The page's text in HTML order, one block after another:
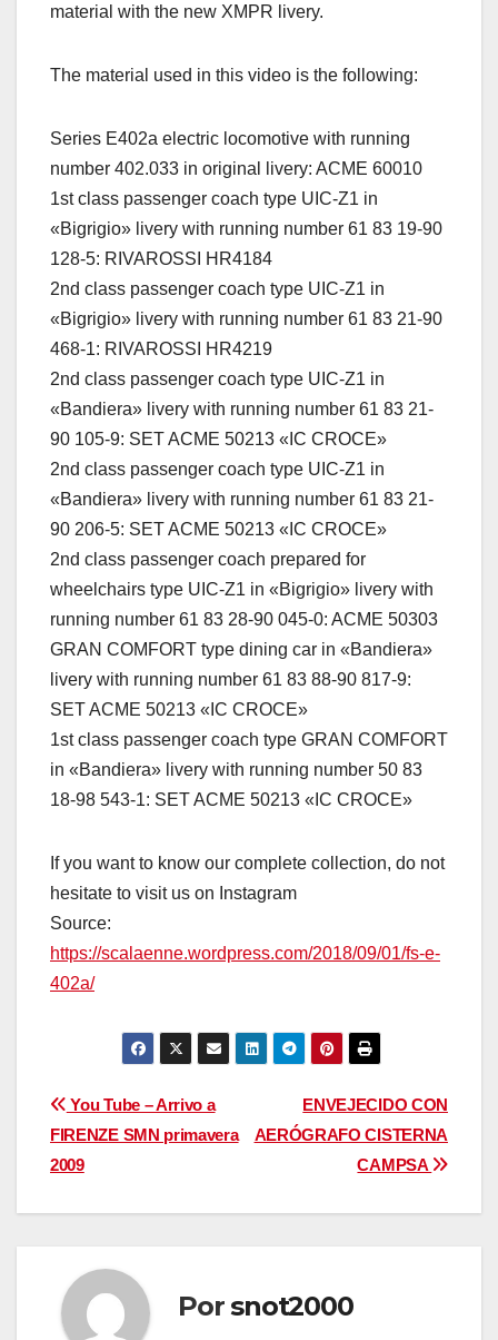
material with the new XMPR livery.
The material used in this video is the following:
Series E402a electric locomotive with running
number 402.033 in original livery: ACME 60010
1st class passenger coach type UIC-Z1 in
«Bigrigio» livery with running number 61 83 19-90
128-5: RIVAROSSI HR4184
2nd class passenger coach type UIC-Z1 in
«Bigrigio» livery with running number 61 83 21-90
468-1: RIVAROSSI HR4219
2nd class passenger coach type UIC-Z1 in
«Bandiera» livery with running number 61 83 21-
90 105-9: SET ACME 50213 «IC CROCE»
2nd class passenger coach type UIC-Z1 in
«Bandiera» livery with running number 61 83 21-
90 206-5: SET ACME 50213 «IC CROCE»
2nd class passenger coach prepared for
wheelchairs type UIC-Z1 in «Bigrigio» livery with
running number 61 83 28-90 045-0: ACME 50303
GRAN COMFORT type dining car in «Bandiera»
livery with running number 61 83 88-90 817-9:
SET ACME 50213 «IC CROCE»
1st class passenger coach type GRAN COMFORT
in «Bandiera» livery with running number 50 83
18-98 543-1: SET ACME 50213 «IC CROCE»
If you want to know our complete collection, do not
hesitate to visit us on Instagram
Source:
https://scalaenne.wordpress.com/2018/09/01/fs-e-
402a/
Navegación
de
entradas
ENVEJECIDO CON
AERÓGRAFO CISTERNA
CAMPSA
You Tube – Arrivo a
FIRENZE SMN primavera
2009
Porsnot2000